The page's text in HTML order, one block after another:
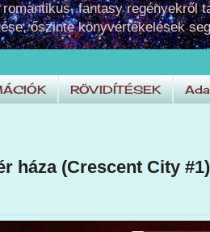
fantasy regényekről
őszinte könyvértékelések
RÖVIDÍTÉSEK
háza (Crescent City #1)